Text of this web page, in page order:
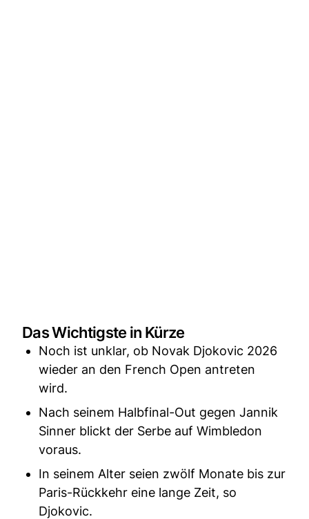
Das Wichtigste in Kürze
Noch ist unklar, ob Novak Djokovic 2026
wieder an den French Open antreten
wird.
Nach seinem Halbfinal-Out gegen Jannik
Sinner blickt der Serbe auf Wimbledon
voraus.
In seinem Alter seien zwölf Monate bis zur
Paris-Rückkehr eine lange Zeit, so
Djokovic.